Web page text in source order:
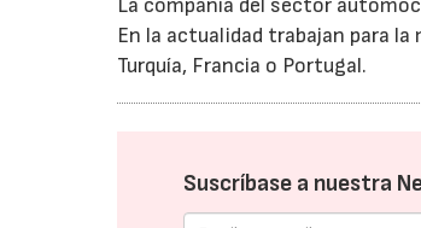
La compañía del sector
En la actualidad trabajan para
Turquía, Francia o Portugal.
Suscríbase a nuestra